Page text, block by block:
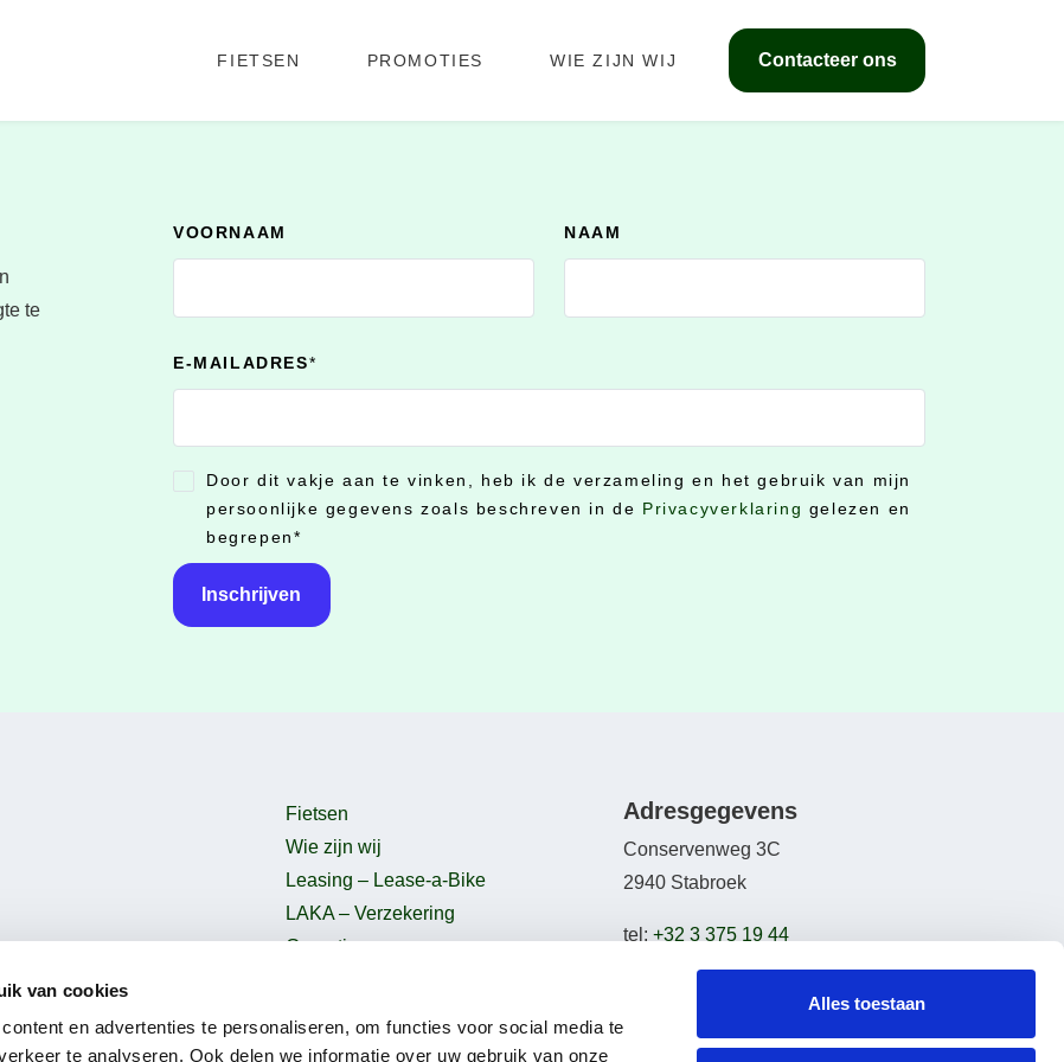
van cookies
en advertenties te personaliseren, om functies voor social media te
te analyseren. Ook delen we informatie over uw gebruik van onze
Alles toestaan
FIETSEN PROMOTIES WIE ZIJN WIJ Contacteer ons
te
VOORNAAM NAAM
E-MAILADRES*
CONSENT *
Door dit vakje aan te vinken, heb ik de verzameling en het gebruik van mijn
persoonlijke gegevens zoals beschreven in de Privacyverklaring gelezen en
begrepen*
Fietsen
Wie zijn wij
Leasing – Lease-a-Bike
LAKA – Verzekering
Garantie
Adresgegevens
Conservenweg 3C
2940 Stabroek
tel: +32 3 375 19 44
info@bikeselection.be